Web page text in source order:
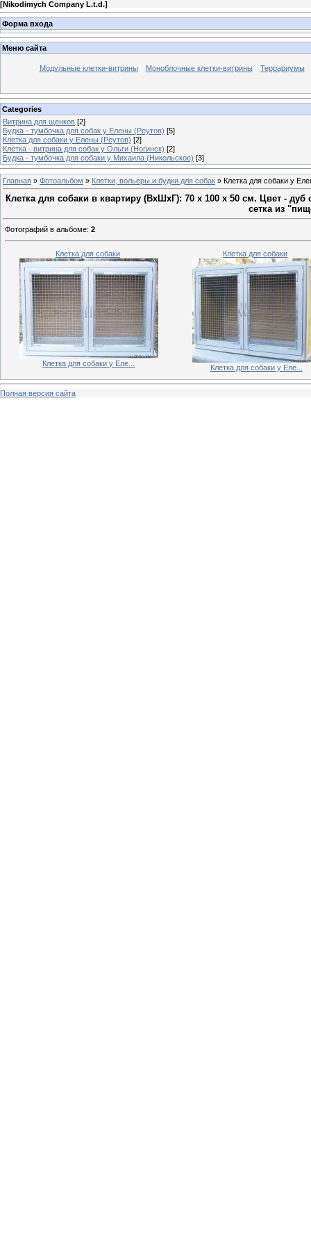
[Nikodimych Company L.t.d.]
Форма входа
Меню сайта
Модульные клетки-витрины Моноблочные клетки-витрины Террариумы
Categories
Витрина для щенков [2]
Будка - тумбочка для собак у Елены (Реутов) [5]
Клетка для собаки у Елены (Реутов) [2]
Клетка - витрина для собак у Ольги (Ногинск) [2]
Будка - тумбочка для собаки у Михаила (Никольское) [3]
Главная » Фотоальбом » Клетки, вольеры и будки для собак » Клетка для собаки у
Клетка для собаки в квартиру (ВхШхГ): 70 х 100 х 50 см. Цвет -
сетка из
Фотографий в альбоме: 2
Клетка для собаки
Клетка для собаки у Еле...
Клетка для собаки
Клетка для собаки у Еле...
Полная версия сайта